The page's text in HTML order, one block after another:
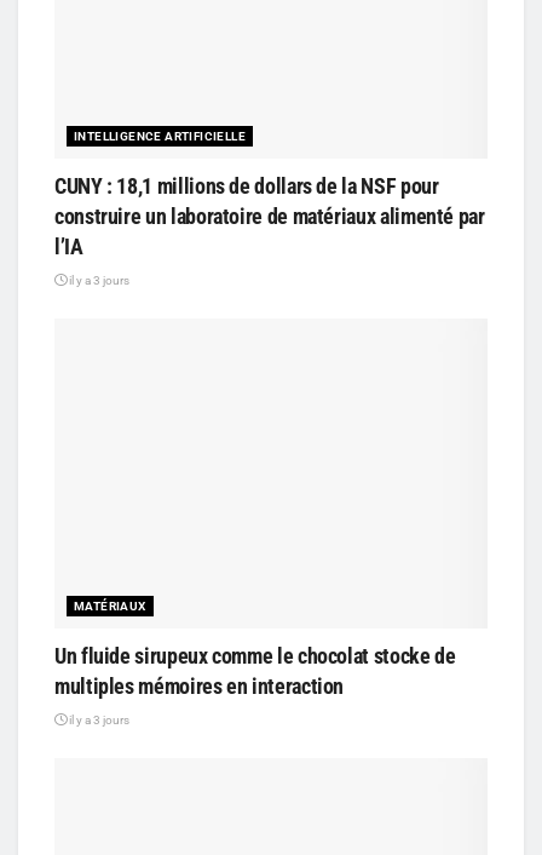
INTELLIGENCE ARTIFICIELLE
CUNY : 18,1 millions de dollars de la NSF pour
construire un laboratoire de matériaux alimenté par
l’IA
il y a 3 jours
MATÉRIAUX
Un fluide sirupeux comme le chocolat stocke de
multiples mémoires en interaction
il y a 3 jours